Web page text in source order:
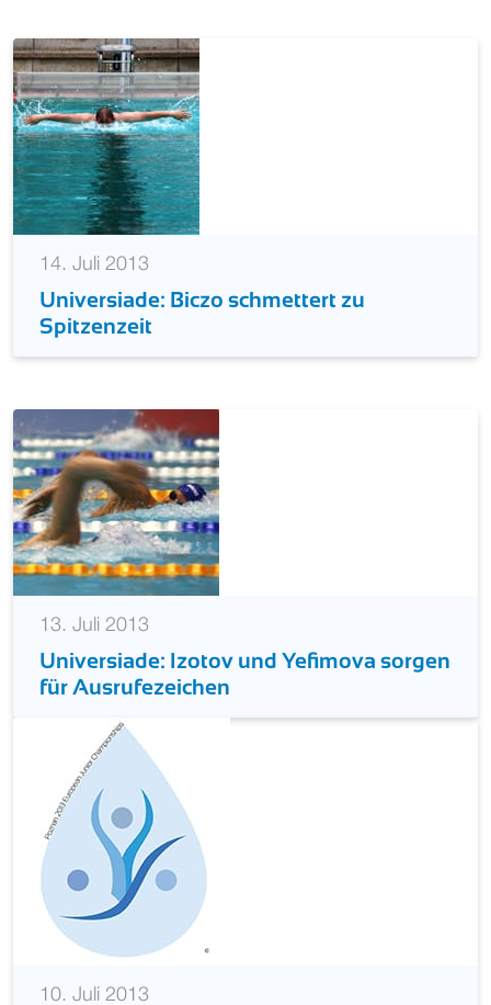
14. Juli 2013
Universiade: Biczo schmettert zu
Spitzenzeit
13. Juli 2013
Universiade: Izotov und Yefimova sorgen
für Ausrufezeichen
10. Juli 2013